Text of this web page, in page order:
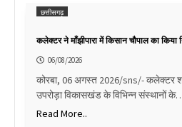
छत्तीसगढ़
कलेक्टर ने माँझीपारा में किसान चौपाल का किया
06/08/2026
कोरबा, 06 अगस्त 2026/sns/- कलेक्टर
उपरोड़ा विकासखंड के विभिन्न संस्थानों
Read More..